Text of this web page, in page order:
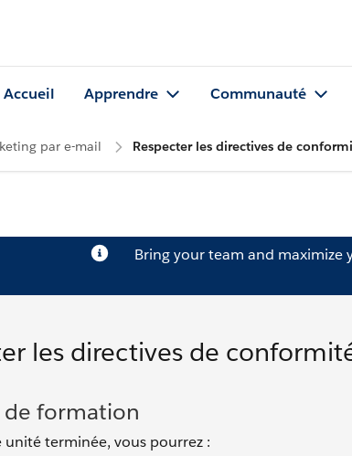
Accueil Apprendre Communauté
par e-mail Respecter les directives de
Bring your team and maximize
les directives de
formation
unité terminée, vous pourrez :